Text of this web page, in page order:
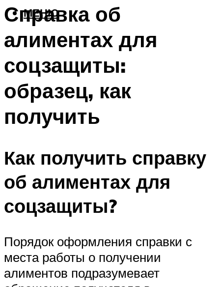
МЕНЮ
Справка об
алиментах для
соцзащиты:
образец, как
получить
Как получить справку
об алиментах для
соцзащиты?
Порядок оформления справки с
места работы о получении
алиментов подразумевает